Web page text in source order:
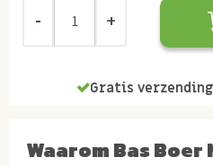
Gratis verzending
Waarom Bas Boer